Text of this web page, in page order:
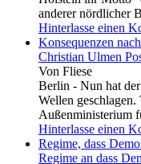
anderer nördlicher
Hinterlasse einen
Konsequenzen
Christian Ulmen
Von Fliese
Berlin - Nun hat
Wellen
Außenministerium
Hinterlasse einen
Regime, dass
Regime an dass